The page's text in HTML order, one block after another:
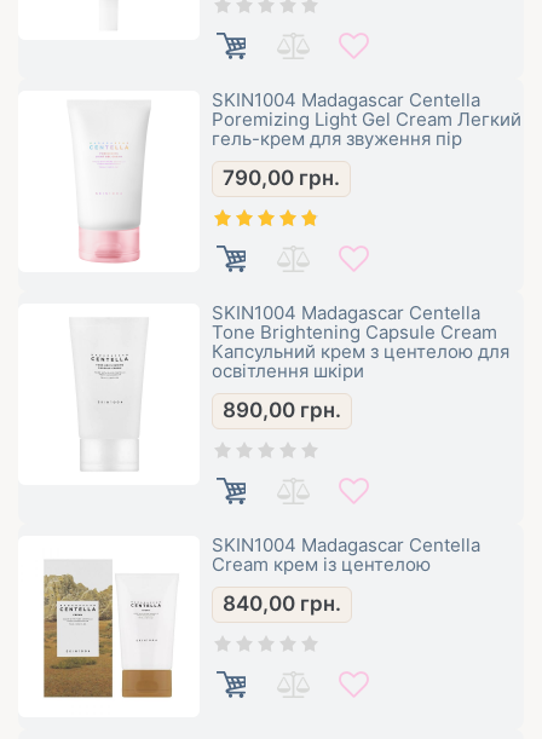
SKIN1004 Madagascar Centella
Poremizing Light Gel Cream Легкий
гель-крем для звуження пір
790,00 грн.
SKIN1004 Madagascar Centella
Tone Brightening Capsule Cream
Капсульний крем з центелою для
освітлення шкіри
890,00 грн.
SKIN1004 Madagascar Centella
Cream крем із центелою
840,00 грн.